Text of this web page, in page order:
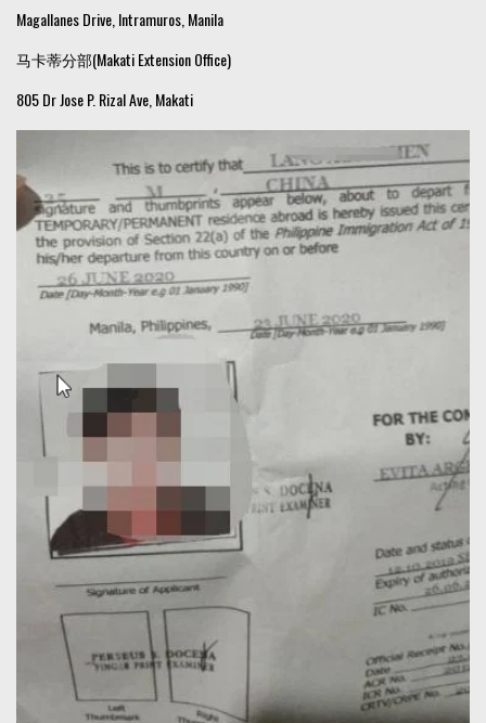
Magallanes Drive, Intramuros, Manila
马卡蒂分部(Makati Extension Office)
805 Dr Jose P. Rizal Ave, Makati